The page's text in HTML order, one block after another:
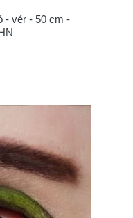
- vér - 50 cm -